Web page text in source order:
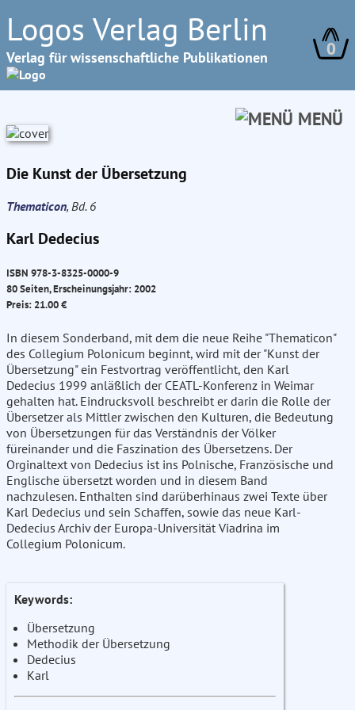
Logos Verlag Berlin
Verlag für wissenschaftliche Publikationen 0
MENÜ
Die Kunst der Übersetzung
Thematicon, Bd. 6
Karl Dedecius
ISBN 978-3-8325-0000-9
80 Seiten, Erscheinungsjahr: 2002
Preis: 21.00 €
In diesem Sonderband, mit dem die neue Reihe "Thematicon"
des Collegium Polonicum beginnt, wird mit der "Kunst der
Übersetzung" ein Festvortrag veröffentlicht, den Karl
Dedecius 1999 anläßlich der CEATL-Konferenz in Weimar
gehalten hat. Eindrucksvoll beschreibt er darin die Rolle der
Übersetzer als Mittler zwischen den Kulturen, die Bedeutung
von Übersetzungen für das Verständnis der Völker
füreinander und die Faszination des Übersetzens. Der
Orginaltext von Dedecius ist ins Polnische, Französische und
Englische übersetzt worden und in diesem Band
nachzulesen. Enthalten sind darüberhinaus zwei Texte über
Karl Dedecius und sein Schaffen, sowie das neue Karl-
Dedecius Archiv der Europa-Universität Viadrina im
Collegium Polonicum.
Keywords:
Übersetzung
Methodik der Übersetzung
Dedecius
Karl